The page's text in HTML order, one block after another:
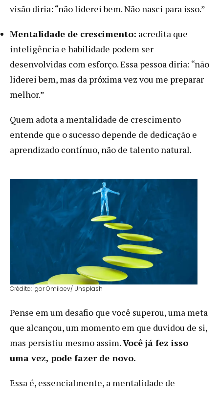
visão diria: “não liderei bem. Não nasci para isso.”
Mentalidade de crescimento: acredita que
inteligência e habilidade podem ser
desenvolvidas com esforço. Essa pessoa diria: “não
liderei bem, mas da próxima vez vou me preparar
melhor.”
Quem adota a mentalidade de crescimento
entende que o sucesso depende de dedicação e
aprendizado contínuo, não de talento natural.
Crédito: Igor Omilaev/ Unsplash
Pense em um desafio que você superou, uma meta
que alcançou, um momento em que duvidou de si,
mas persistiu mesmo assim.Você já fez isso
uma vez, pode fazer de novo.
Essa é, essencialmente, a mentalidade de